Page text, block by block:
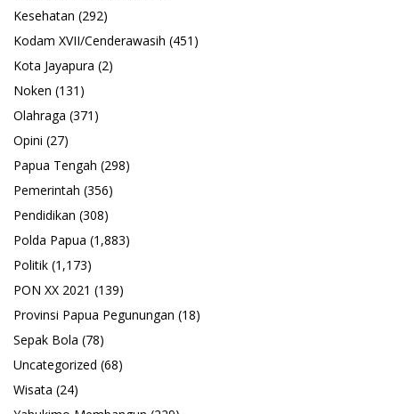
Kesehatan (292)
Kodam XVII/Cenderawasih (451)
Kota Jayapura (2)
Noken (131)
Olahraga (371)
Opini (27)
Papua Tengah (298)
Pemerintah (356)
Pendidikan (308)
Polda Papua (1,883)
Politik (1,173)
PON XX 2021 (139)
Provinsi Papua Pegunungan (18)
Sepak Bola (78)
Uncategorized (68)
Wisata (24)